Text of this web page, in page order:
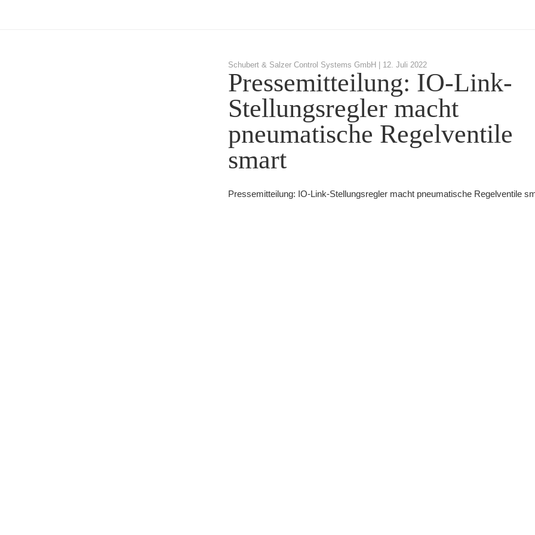
Schubert & Salzer Control Systems GmbH | 12. Juli 2022
Pressemitteilung: IO-Link-
Stellungsregler macht
pneumatische Regelventile
smart
Pressemitteilung: IO-Link-Stellungsregler macht pneumatische Regelventile